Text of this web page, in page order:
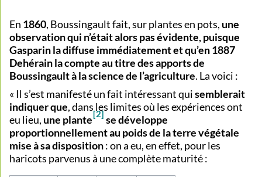
En 1860, Boussingault fait, sur plantes en pots, une
observation qui n’était alors pas évidente, puisque
Gasparin la diffuse immédiatement et qu’en 1887
Dehérain la compte au titre des apports de
Boussingault à la science de l’agriculture. La voici :
« Il s’est manifesté un fait intéressant quisemblerait
indiquer que, dans les limites où les expériences ont
eu lieu, une plante[2]se développe
proportionnellement au poids de la terre végétale
mise à sa disposition: on a eu, en effet, pour les
haricots parvenus à une complète maturité :